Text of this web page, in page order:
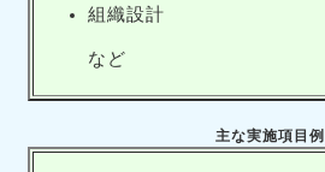
組織設計
など
主な実施項目例